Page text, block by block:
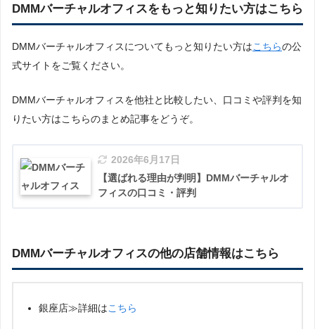
DMMバーチャルオフィスをもっと知りたい方はこちら
DMMバーチャルオフィスについてもっと知りたい方はこちらの公
式サイトをご覧ください。
DMMバーチャルオフィスを他社と比較したい、口コミや評判を知
りたい方はこちらのまとめ記事をどうぞ。
2026年6月17日
【選ばれる理由が判明】DMMバーチャルオ
フィスの口コミ・評判
DMMバーチャルオフィスの他の店舗情報はこちら
銀座店≫詳細はこちら